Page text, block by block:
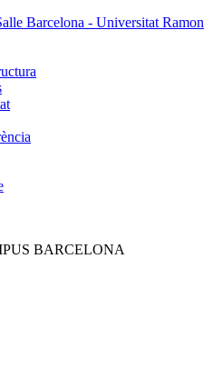
Barcelona - Universitat Ramon
BARCELONA